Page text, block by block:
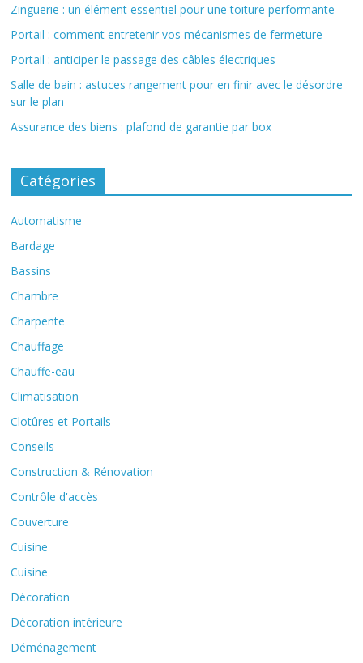
Zinguerie : un élément essentiel pour une toiture performante
Portail : comment entretenir vos mécanismes de fermeture
Portail : anticiper le passage des câbles électriques
Salle de bain : astuces rangement pour en finir avec le désordre
sur le plan
Assurance des biens : plafond de garantie par box
Catégories
Automatisme
Bardage
Bassins
Chambre
Charpente
Chauffage
Chauffe-eau
Climatisation
Clotûres et Portails
Conseils
Construction & Rénovation
Contrôle d'accès
Couverture
Cuisine
Cuisine
Décoration
Décoration intérieure
Déménagement